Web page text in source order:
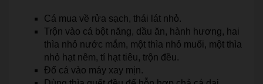
Cá mua về rửa sạch, thái lát nhỏ.
Trộn vào cá bột năng, dầu ăn, hành hương, hai
thìa nhỏ nước mắm, một thìa nhỏ muối, một thìa
nhỏ hạt nêm, tí hạt tiêu, trộn đều.
Đổ cá vào máy xay mịn.